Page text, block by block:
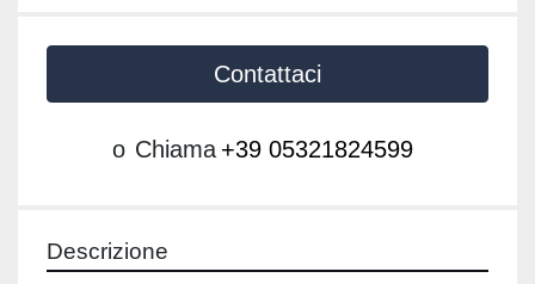
Contattaci
o Chiama +39 05321824599
Descrizione